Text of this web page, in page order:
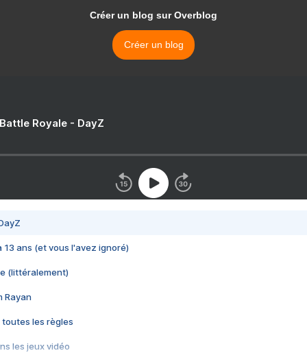
Créer un blog sur Overblog
Créer un blog
Royale - DayZ
13 ans (et vous l'avez ignoré)
(littéralement)
Rayan
toutes les règles
les jeux vidéo